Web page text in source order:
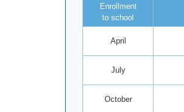
Enrollment
to school
April
July
October